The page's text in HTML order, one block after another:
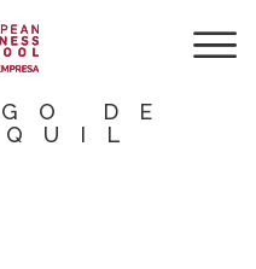
DE